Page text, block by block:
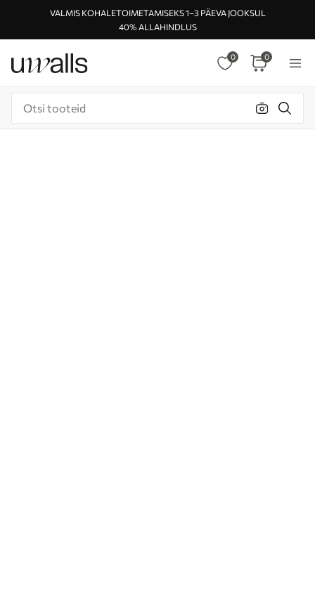
VALMIS KOHALETOIMETAMISEKS 1–3 PÄEVA JOOKSUL
40% ALLAHINDLUS
0 0